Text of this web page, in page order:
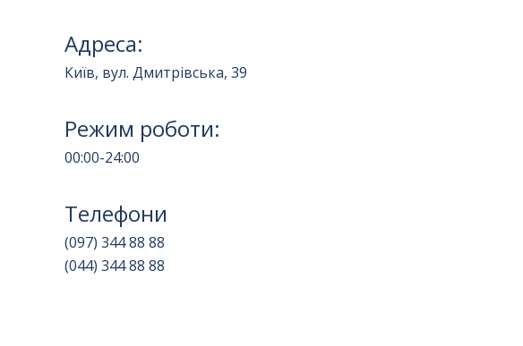
Адреса:
Київ, вул. Дмитрівська, 39
Режим роботи:
00:00-24:00
Телефони
(097) 344 88 88
(044) 344 88 88